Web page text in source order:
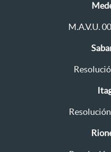
M.A.V.U.